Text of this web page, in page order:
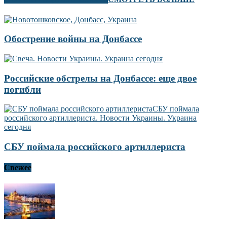
Обострение войны на Донбассе
Российские обстрелы на Донбассе: еще двое
погибли
СБУ поймала российского артиллериста
Свежее